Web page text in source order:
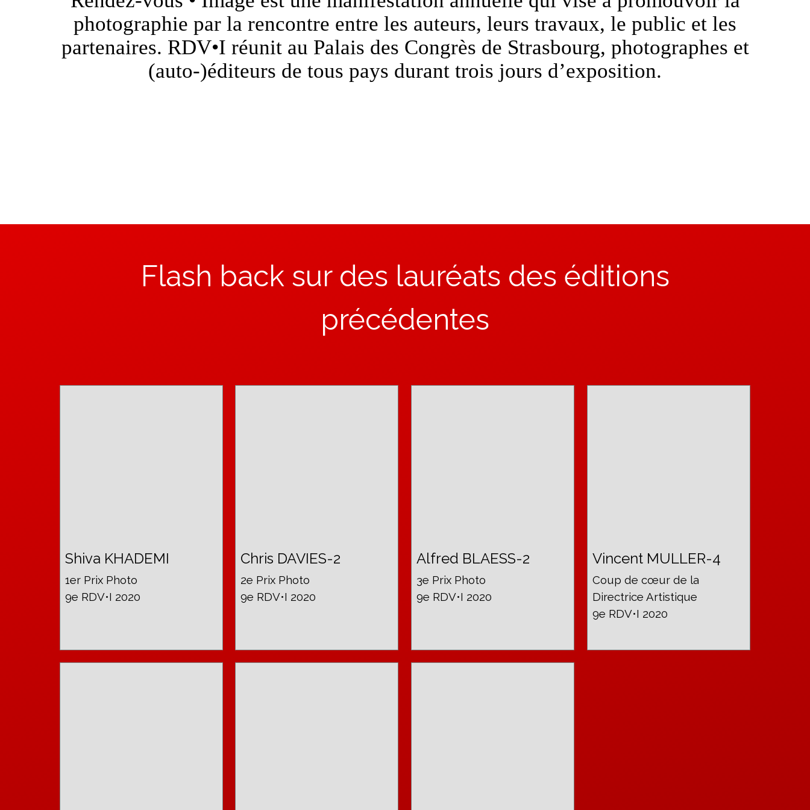
photographie par la rencontre entre les auteurs, leurs travaux, le public et les
partenaires. RDV•I réunit au Palais des Congrès de Strasbourg, photographes et
(auto-)éditeurs de tous pays durant trois jours d’exposition.
Flash back sur des lauréats des éditions
précédentes
Shiva KHADEMI
1er Prix Photo
9e RDV•I 2020
Chris DAVIES-2
2e Prix Photo
9e RDV•I 2020
Alfred BLAESS-2
3e Prix Photo
9e RDV•I 2020
Vincent MULLER-4
Coup de cœur de la
Directrice Artistique
9e RDV•I 2020